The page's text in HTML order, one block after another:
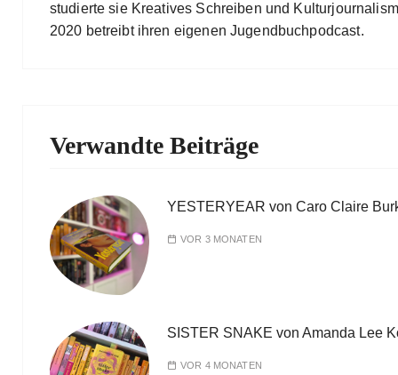
studierte sie Kreatives Schreiben und
2020 betreibt ihren eigenen Jugendbuchpodcast.
Verwandte Beiträge
YESTERYEAR von Caro Claire
VOR 3 MONATEN
SISTER SNAKE von Amanda Lee
VOR 4 MONATEN